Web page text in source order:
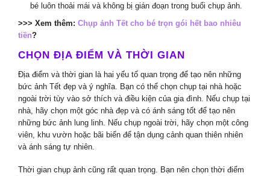
bé luôn thoải mái và không bị gián đoạn trong buổi chụp ảnh.
>>> Xem thêm: Chụp ảnh Tết cho bé trọn gói hết bao nhiêu
tiền?
CHỌN ĐỊA ĐIỂM VÀ THỜI GIAN
Địa điểm và thời gian là hai yếu tố quan trọng để tạo nên những
bức ảnh Tết đẹp và ý nghĩa. Bạn có thể chọn chụp tại nhà hoặc
ngoài trời tùy vào sở thích và điều kiện của gia đình. Nếu chụp tại
nhà, hãy chọn một góc nhà đẹp và có ánh sáng tốt để tạo nên
những bức ảnh lung linh. Nếu chụp ngoài trời, hãy chọn một công
viên, khu vườn hoặc bãi biển để tận dụng cảnh quan thiên nhiên
và ánh sáng tự nhiên.
Thời gian chụp ảnh cũng rất quan trọng. Bạn nên chọn thời điểm